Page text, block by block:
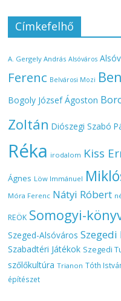
Címkefelhő
A. Gergely András Alsóváros
Ferenc Belvárosi Mozi
Bogoly József Ágoston
Zoltán Diószegi Szabó
Réka irodalom Kiss
Ágnes Löw Immánuel
Móra Ferenc Nátyi Róbert
REÖK Somogyi-
Szeged-Alsóváros
Szabadtéri Játékok Szegedi
szőlőkultúra Trianon Tóth
építészet